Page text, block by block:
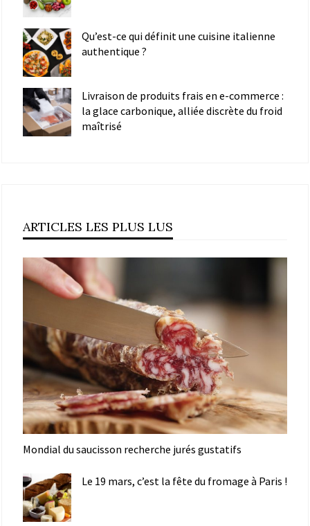
Qu’est-ce qui définit une cuisine italienne
authentique ?
Livraison de produits frais en e-commerce :
la glace carbonique, alliée discrète du froid
maîtrisé
ARTICLES LES PLUS LUS
Mondial du saucisson recherche jurés gustatifs
Le 19 mars, c’est la fête du fromage à Paris !